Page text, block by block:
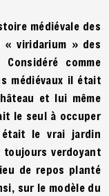
médiévale des
« viridarium » des
comme
médiévaux il était
et lui même
le seul à occuper
le vrai jardin
toujours verdoyant
de repos planté
sur le modèle du